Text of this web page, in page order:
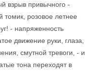
взрыв привычного -
томик, розовое летнее
- напряженность
движение руки, глаза,
смутной тревоги, - и
тона переходят в